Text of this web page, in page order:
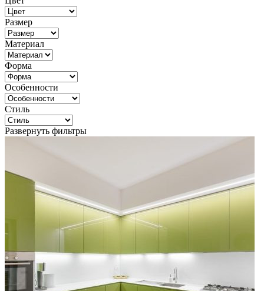
Размер
Материал
Форма
Особенности
Стиль
Развернуть фильтры